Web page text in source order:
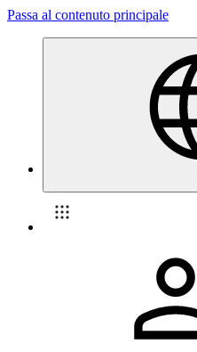
Passa al contenuto principale